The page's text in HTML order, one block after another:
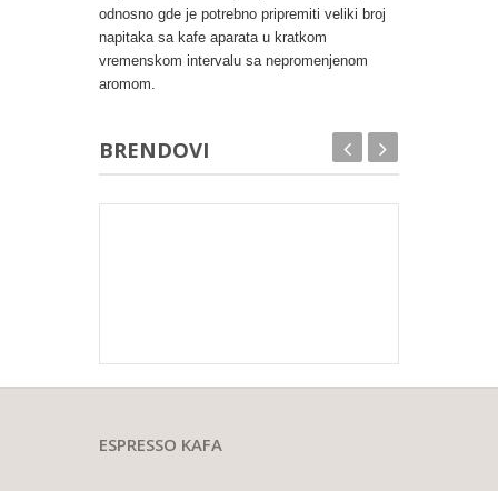
odnosno gde je potrebno pripremiti veliki broj
napitaka sa kafe aparata u kratkom
vremenskom intervalu sa nepromenjenom
aromom.
BRENDOVI
ESPRESSO KAFA